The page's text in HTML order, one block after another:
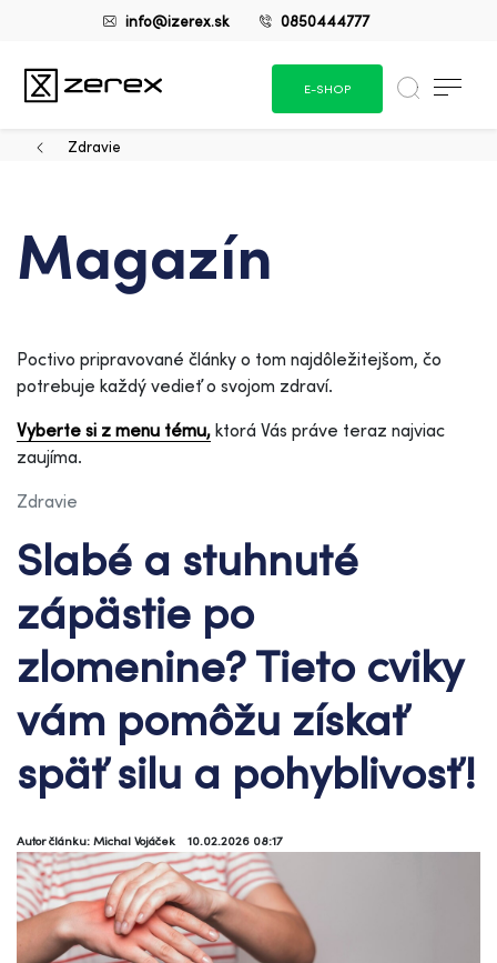
info@izerex.sk 0850444777
E-SHOP
Zdravie
Magazín
Poctivo pripravované články o tom najdôležitejšom, čo
potrebuje každý vedieť o svojom zdraví.
Vyberte si z menu tému, ktorá Vás práve teraz najviac
zaujíma.
Zdravie
Slabé a stuhnuté
zápästie po
zlomenine? Tieto cviky
vám pomôžu získať
späť silu a pohyblivosť!
Autor článku: Michal Vojáček 10.02.2026 08:17